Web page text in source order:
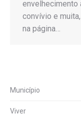
envelhecimento
convívio e
na página…
Município
Viver